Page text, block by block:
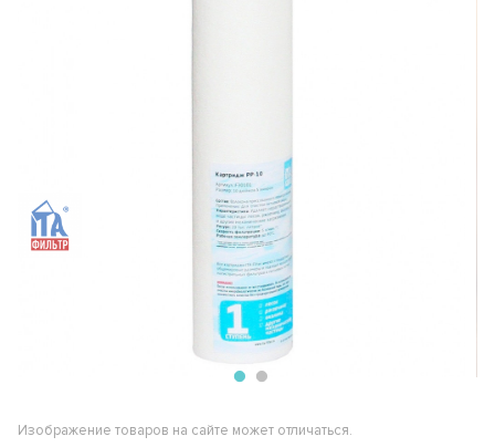
Изображение товаров на сайте может отличаться.